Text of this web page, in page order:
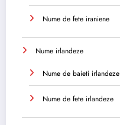
Nume de fete iraniene
Nume irlandeze
Nume de baieti irlandeze
Nume de fete irlandeze